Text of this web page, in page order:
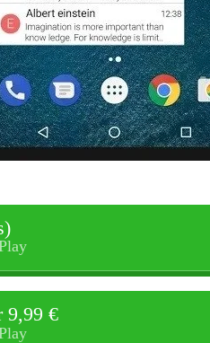
9,99 €